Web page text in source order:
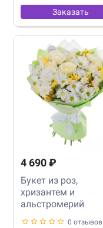
Заказать
4 690 ₽
Букет из роз,
хризантем и
альстромерий
0 отзывов